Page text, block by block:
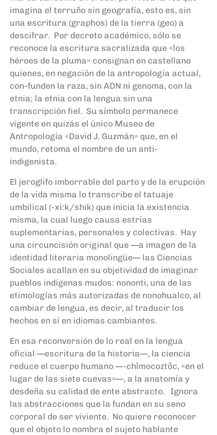
imagina el terruño sin geografía, esto es, sin
una escritura (graphos) de la tierra (geo) a
descifrar. Por decreto académico, sólo se
reconoce la escritura sacralizada que «los
héroes de la pluma» consignan en castellano
quienes, en negación de la antropología actual,
con-funden la raza, sin ADN ni genoma, con la
etnia; la etnia con la lengua sin una
transcripción fiel. Su símbolo permanece
vigente en quizás el único Museo de
Antropología «David J. Guzmán» que, en el
mundo, retoma el nombre de un anti-
indigenista.
El jeroglifo imborrable del parto y de la erupción
de la vida misma lo transcribe el tatuaje
umbilical (-xi:k/shik) que inicia la existencia
misma, la cual luego causa estrías
suplementarias, personales y colectivas. Hay
una circuncisión original que —a imagen de la
identidad literaria monolingüe— las Ciencias
Sociales acallan en su objetividad de imaginar
pueblos indígenas mudos: nononti, una de las
etimologías más autorizadas de nonohualco, al
cambiar de lengua, es decir, al traducir los
hechos en sí en idiomas cambiantes.
En esa reconversión de lo real en la lengua
oficial —escritura de la historia—, la ciencia
reduce el cuerpo humano —-chîmocoztôc, «en el
lugar de las siete cuevas»—, a la anatomía y
desdeña su calidad de ente abstracto. Ignora
las abstracciones que la fundan en su seno
corporal de ser viviente. No quiere reconocer
que el objeto lo nombra el sujeto hablante